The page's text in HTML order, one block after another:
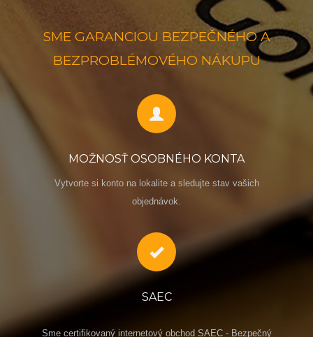
SME GARANCIOU BEZPEČNÉHO A
BEZPROBLÉMOVÉHO NÁKUPU
MOŽNOSŤ OSOBNÉHO KONTA
Vytvorte si konto na lokalite a sledujte stav vašich
objednávok.
SAEC
Sme certifikovaný internetový obchod SAEC - Bezpečný